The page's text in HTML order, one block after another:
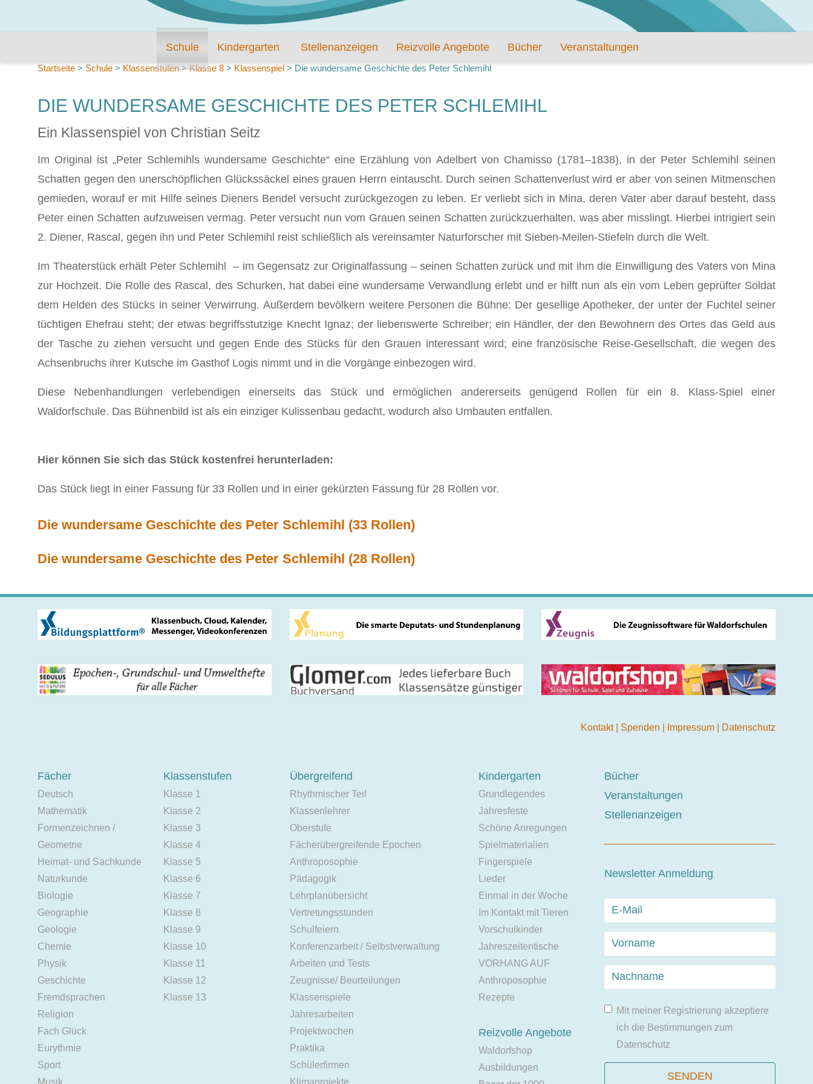
Schule Kindergarten Stellenanzeigen Reizvolle Angebote Bücher Veranstaltungen
Startseite > Schule > Klassenstufen>Klasse 8 > Klassenspiel > Die wundersame Geschichte des Peter Schlemihl
DIE WUNDERSAME GESCHICHTE DES PETER SCHLEMIHL
Ein Klassenspiel von Christian Seitz
Im Original ist „Peter Schlemihls wundersame Geschichte“ eine Erzählung von Adelbert von Chamisso (1781–1838), in der Peter Schlemihl seinen
Schatten gegen den unerschöpflichen Glückssäckel eines grauen Herrn eintauscht. Durch seinen Schattenverlust wird er aber von seinen Mitmenschen
gemieden, worauf er mit Hilfe seines Dieners Bendel versucht zurückgezogen zu leben. Er verliebt sich in Mina, deren Vater aber darauf besteht, dass
Peter einen Schatten aufzuweisen vermag. Peter versucht nun vom Grauen seinen Schatten zurückzuerhalten, was aber misslingt. Hierbei intrigiert sein
2. Diener, Rascal, gegen ihn und Peter Schlemihl reist schließlich als vereinsamter Naturforscher mit Sieben-Meilen-Stiefeln durch die Welt.
Im Theaterstück erhält Peter Schlemihl – im Gegensatz zur Originalfassung – seinen Schatten zurück und mit ihm die Einwilligung des Vaters von Mina
zur Hochzeit. Die Rolle des Rascal, des Schurken, hat dabei eine wundersame Verwandlung erlebt und er hilft nun als ein vom Leben geprüfter Soldat
dem Helden des Stücks in seiner Verwirrung. Außerdem bevölkern weitere Personen die Bühne: Der gesellige Apotheker, der unter der Fuchtel seiner
tüchtigen Ehefrau steht; der etwas begriffsstutzige Knecht Ignaz; der liebenswerte Schreiber; ein Händler, der den Bewohnern des Ortes das Geld aus
der Tasche zu ziehen versucht und gegen Ende des Stücks für den Grauen interessant wird; eine französische Reise-Gesellschaft, die wegen des
Achsenbruchs ihrer Kutsche im Gasthof Logis nimmt und in die Vorgänge einbezogen wird.
Diese Nebenhandlungen verlebendigen einerseits das Stück und ermöglichen andererseits genügend Rollen für ein 8. Klass-Spiel einer
Waldorfschule. Das Bühnenbild ist als ein einziger Kulissenbau gedacht, wodurch also Umbauten entfallen.
Hier können Sie sich das Stück kostenfrei herunterladen:
Das Stück liegt in einer Fassung für 33 Rollen und in einer gekürzten Fassung für 28 Rollen vor.
Die wundersame Geschichte des Peter Schlemihl (33 Rollen)
Die wundersame Geschichte des Peter Schlemihl (28 Rollen)
Kontakt Spenden Impressum Datenschutz
Fächer
Deutsch
Mathematik
Formenzeichnen /
Geometrie
Heimat- und Sachkunde
Naturkunde
Biologie
Geographie
Geologie
Chemie
Physik
Geschichte
Fremdsprachen
Religion
Fach Glück
Eurythmie
Sport
Musik
Klassenstufen
Klasse 1
Klasse 2
Klasse 3
Klasse 4
Klasse 5
Klasse 6
Klasse 7
Klasse 8
Klasse 9
Klasse 10
Klasse 11
Klasse 12
Klasse 13
Übergreifend
Rhythmischer Teil
Klassenlehrer
Oberstufe
Fächerübergreifende Epochen
Anthroposophie
Pädagogik
Lehrplanübersicht
Vertretungsstunden
Schulfeiern
Konferenzarbeit / Selbstverwaltung
Arbeiten und Tests
Zeugnisse/ Beurteilungen
Klassenspiele
Jahresarbeiten
Projektwochen
Praktika
Schülerfirmen
Klimaprojekte
Kindergarten
Grundlegendes
Jahresfeste
Schöne Anregungen
Spielmaterialien
Fingerspiele
Lieder
Einmal in der Woche
Im Kontakt mit Tieren
Vorschulkinder
Jahreszeitentische
VORHANG AUF
Anthroposophie
Rezepte
Reizvolle Angebote
Waldorfshop
Ausbildungen
Bücher
Veranstaltungen
Stellenanzeigen
Newsletter Anmeldung
Mit meiner Registrierung akzeptiere
ich die Bestimmungen zum
Datenschutz